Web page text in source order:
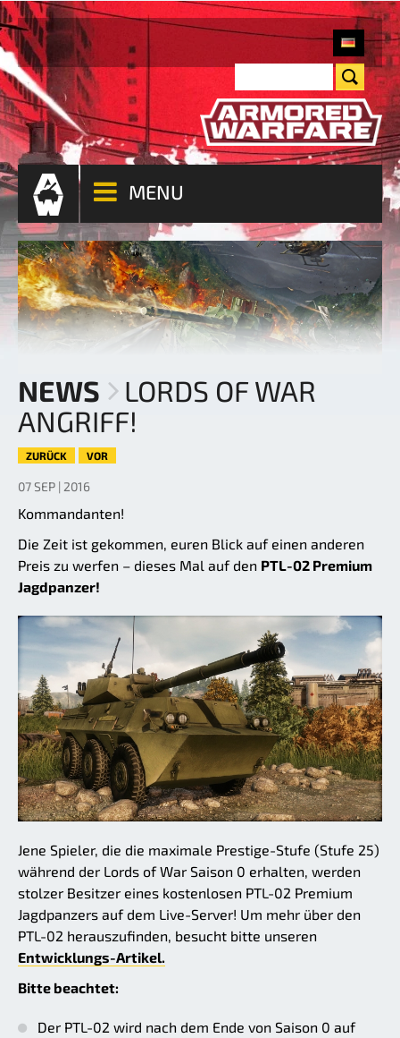
MENU
NEWS
LORDS OF WAR
ANGRIFF!
ZURÜCK VOR
07 SEP | 2016
Kommandanten!
Die Zeit ist gekommen, euren Blick auf einen anderen
Preis zu werfen – dieses Mal auf den PTL-02 Premium
Jagdpanzer!
Jene Spieler, die die maximale Prestige-Stufe (Stufe 25)
während der Lords of War Saison 0 erhalten, werden
stolzer Besitzer eines kostenlosen PTL-02 Premium
Jagdpanzers auf dem Live-Server! Um mehr über den
PTL-02 herauszufinden, besucht bitte unseren
Entwicklungs-Artikel.
Bitte beachtet:
Der PTL-02 wird nach dem Ende von Saison 0 auf